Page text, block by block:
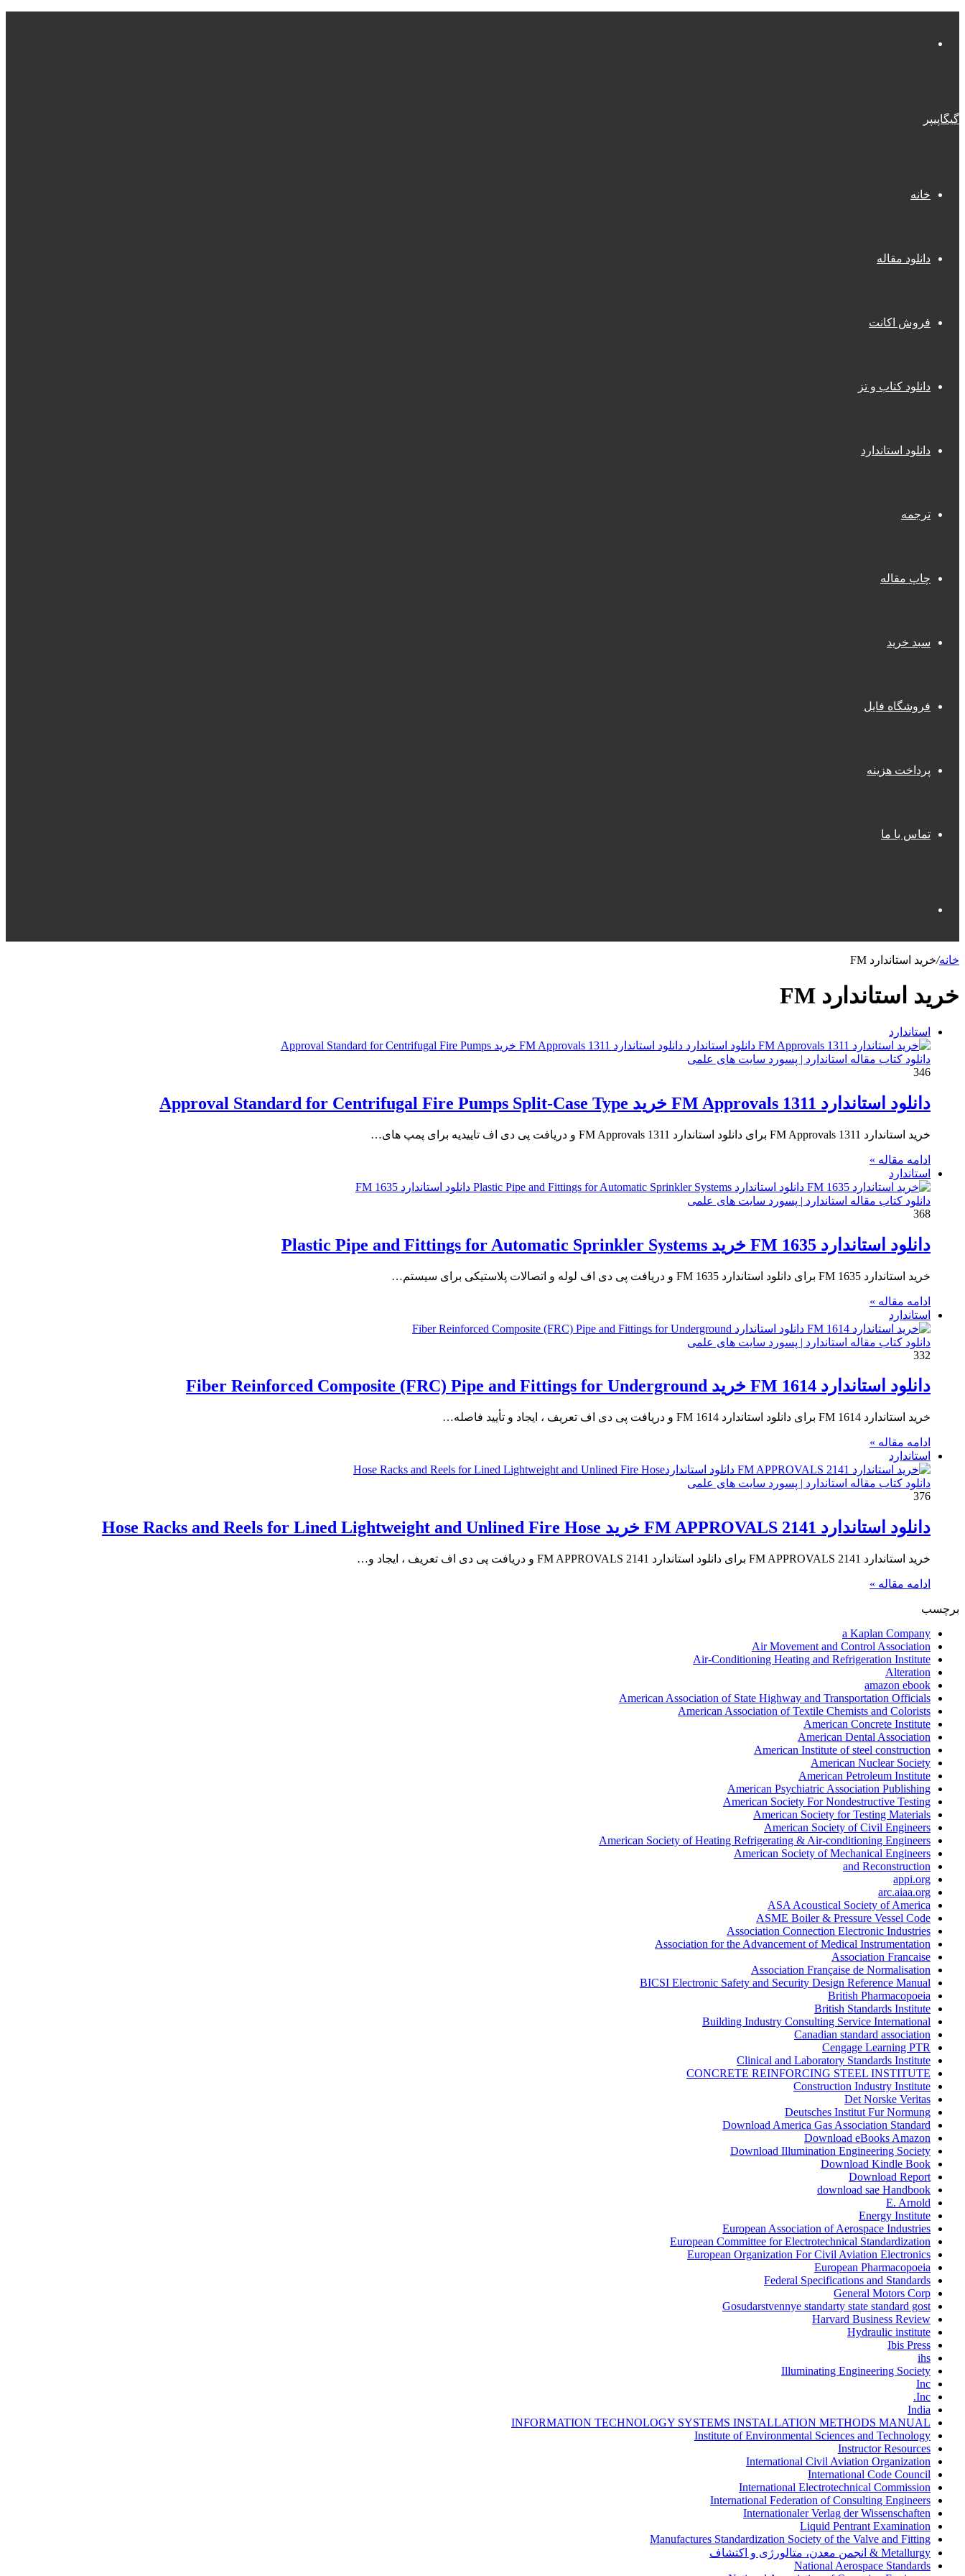
گیگاپیپر
خانه
دانلود مقاله
فروش اکانت
دانلود کتاب و تز
دانلود استاندارد
ترجمه
چاپ مقاله
سبد خرید
فروشگاه فایل
پرداخت هزینه
تماس با ما
خانه/خرید استاندارد FM
خرید استاندارد FM
استاندارد
دانلود کتاب مقاله استاندارد | پسورد سایت های علمی
346
دانلود استاندارد FM Approvals 1311 خرید Approval Standard for Centrifugal Fire Pumps Split-Case Type
خرید استاندارد FM Approvals 1311 برای دانلود استاندارد FM Approvals 1311 و دریافت پی دی اف تاییدیه برای پمپ های…
ادامه مقاله »
استاندارد
دانلود کتاب مقاله استاندارد | پسورد سایت های علمی
368
دانلود استاندارد FM 1635 خرید Plastic Pipe and Fittings for Automatic Sprinkler Systems
خرید استاندارد FM 1635 برای دانلود استاندارد FM 1635 و دریافت پی دی اف لوله و اتصالات پلاستیکی برای سیستم…
ادامه مقاله »
استاندارد
دانلود کتاب مقاله استاندارد | پسورد سایت های علمی
332
دانلود استاندارد FM 1614 خرید Fiber Reinforced Composite (FRC) Pipe and Fittings for Underground
خرید استاندارد FM 1614 برای دانلود استاندارد FM 1614 و دریافت پی دی اف تعریف ، ایجاد و تأیید فاصله…
ادامه مقاله »
استاندارد
دانلود کتاب مقاله استاندارد | پسورد سایت های علمی
376
دانلود استاندارد FM APPROVALS 2141 خرید Hose Racks and Reels for Lined Lightweight and Unlined Fire Hose
خرید استاندارد FM APPROVALS 2141 برای دانلود استاندارد FM APPROVALS 2141 و دریافت پی دی اف تعریف ، ایجاد و…
ادامه مقاله »
برچسب
a Kaplan Company
Air Movement and Control Association
Air-Conditioning Heating and Refrigeration Institute
Alteration
amazon ebook
American Association of State Highway and Transportation Officials
American Association of Textile Chemists and Colorists
American Concrete Institute
American Dental Association
American Institute of steel construction
American Nuclear Society
American Petroleum Institute
American Psychiatric Association Publishing
American Society For Nondestructive Testing
American Society for Testing Materials
American Society of Civil Engineers
American Society of Heating Refrigerating & Air-conditioning Engineers
American Society of Mechanical Engineers
and Reconstruction
appi.org
arc.aiaa.org
ASA Acoustical Society of America
ASME Boiler & Pressure Vessel Code
Association Connection Electronic Industries
Association for the Advancement of Medical Instrumentation
Association Francaise
Association Française de Normalisation
BICSI Electronic Safety and Security Design Reference Manual
British Pharmacopoeia
British Standards Institute
Building Industry Consulting Service International
Canadian standard association
Cengage Learning PTR
Clinical and Laboratory Standards Institute
CONCRETE REINFORCING STEEL INSTITUTE
Construction Industry Institute
Det Norske Veritas
Deutsches Institut Fur Normung
Download America Gas Association Standard
Download eBooks Amazon
Download Illumination Engineering Society
Download Kindle Book
Download Report
download sae Handbook
E. Arnold
Energy Institute
European Association of Aerospace Industries
European Committee for Electrotechnical Standardization
European Organization For Civil Aviation Electronics
European Pharmacopoeia
Federal Specifications and Standards
General Motors Corp
Gosudarstvennye standarty state standard gost
Harvard Business Review
Hydraulic institute
Ibis Press
ihs
Illuminating Engineering Society
Inc
Inc.
India
INFORMATION TECHNOLOGY SYSTEMS INSTALLATION METHODS MANUAL
Institute of Environmental Sciences and Technology
Instructor Resources
International Civil Aviation Organization
International Code Council
International Electrotechnical Commission
International Federation of Consulting Engineers
Internationaler Verlag der Wissenschaften
Liquid Pentrant Examination
Manufactures Standardization Society of the Valve and Fitting
Metallurgy & انجمن معدن، متالورژی و اکتشاف
National Aerospace Standards